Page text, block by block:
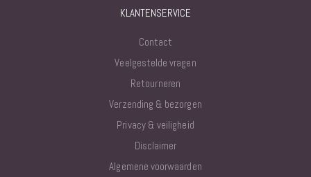
KLANTENSERVICE
Contact
Veelgestelde vragen
Retourneren
Verzending & bezorgen
Privacy & veiligheid
Disclaimer
Algemene voorwaarden